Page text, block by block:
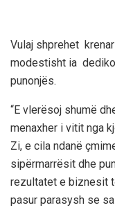
Vulaj shprehet
modestisht ia
punonjës.
“E vlerësoj shumë
menaxher i vitit nga
Zi, e cila ndanë
sipërmarrësit dhe
rezultatet e biznesit
pasur parasysh se